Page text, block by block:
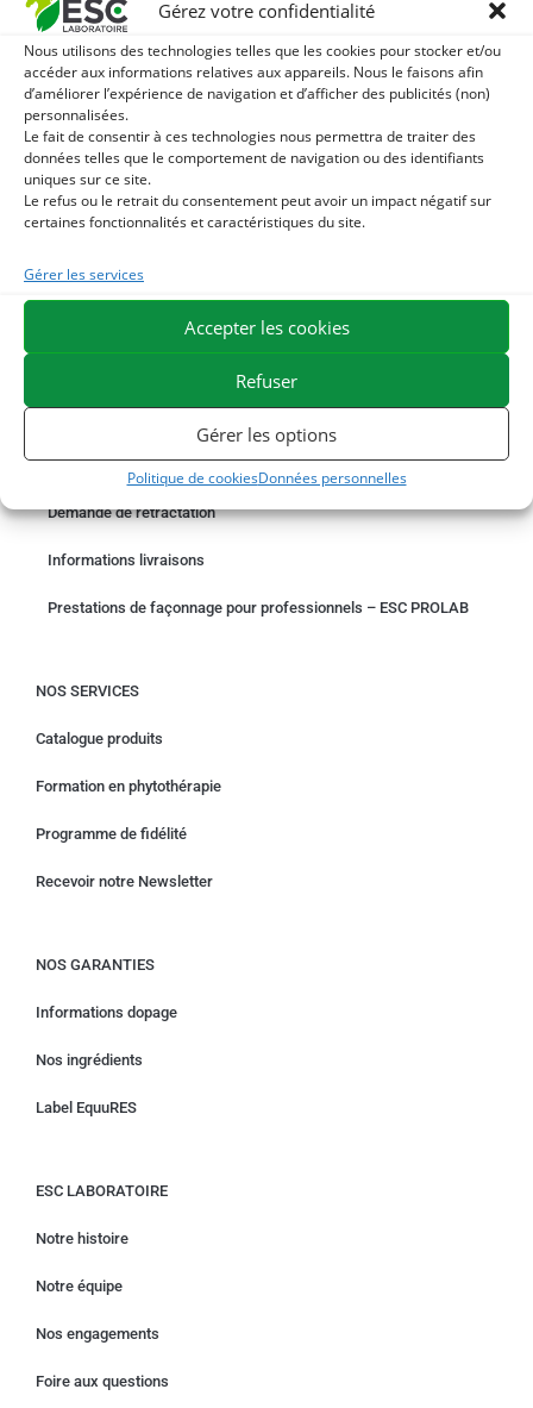
Gérez votre confidentialité
Nous utilisons des technologies telles que les cookies pour stocker et/ou
accéder aux informations relatives aux appareils. Nous le faisons afin
d’améliorer l’expérience de navigation et d’afficher des publicités (non)
personnalisées.
Le fait de consentir à ces technologies nous permettra de traiter des
données telles que le comportement de navigation ou des identifiants
uniques sur ce site.
Le refus ou le retrait du consentement peut avoir un impact négatif sur
certaines fonctionnalités et caractéristiques du site.
Gérer les services
Accepter les cookies
Refuser
Gérer les options
Politique de cookiesDonnées personnelles
Ils pourraient vous plaire
1 LEVURE ACTIVE + - PROBIOTIQUE CHEVAL - FLORE
INTESTINALE ET DIGESTION
2 HUILE D'ALGUES - OMEGA 3 CHEVAL - DHA ET EPA
3 ARTHROMIX - RAIDEURS ET CONFORT ARTICULAIRE
EXPÉDITION EN 48/72H
LIVRAISON OFFERTE EN FRANCE DÈS 75 €
PAIEMENT SÉCURISÉ
BESOIN D'AIDE ?
Un problème avec votre commande ?
Demande de rétractation
Informations livraisons
Prestations de façonnage pour professionnels – ESC PROLAB
NOS SERVICES
Catalogue produits
Formation en phytothérapie
Programme de fidélité
Recevoir notre Newsletter
NOS GARANTIES
Informations dopage
Nos ingrédients
Label EquuRES
ESC LABORATOIRE
Notre histoire
Notre équipe
Nos engagements
Foire aux questions